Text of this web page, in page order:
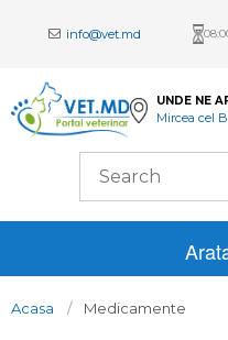
info@vet.md
UNDE NE
Mircea cel
Acasa Medicamente